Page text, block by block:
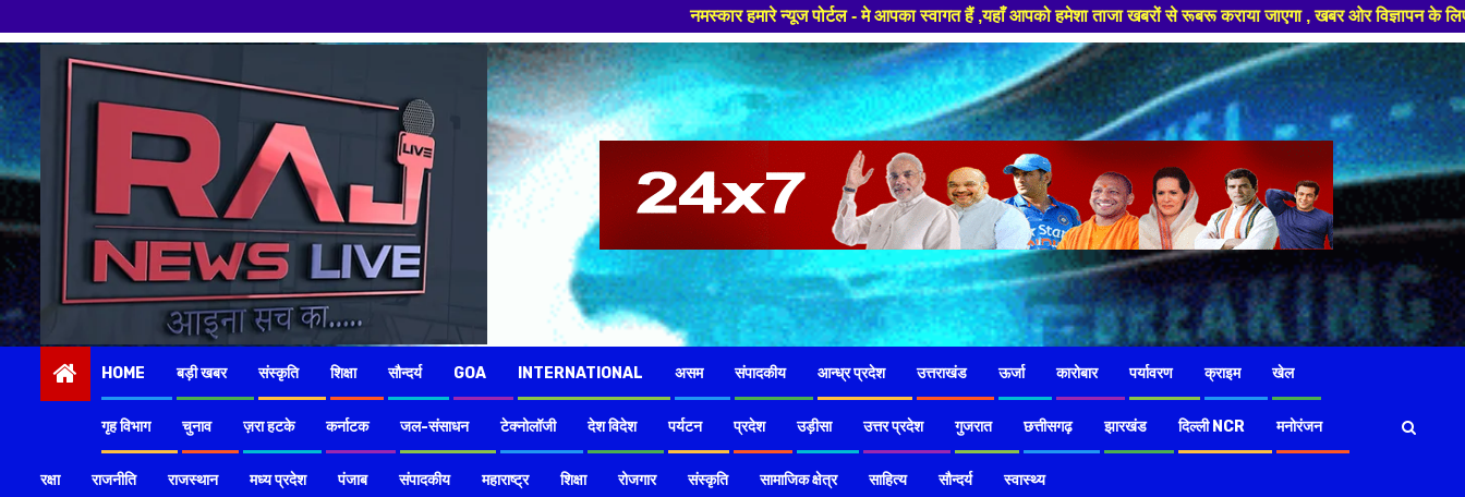
नमस्कार हमारे न्यूज पोर्टल - मे आपका स्वागत हैं ,यहाँ आपको हमेशा ताजा खबरों से रूबरू कराया जाएगा , खबर ओर विज्ञापन के लिए संपर्क करे
Skip
to
content
HOME बड़ी खबर संस्कृति शिक्षा सौन्दर्य GOA INTERNATIONAL असम संपादकीय आन्ध्र प्रदेश उत्तराखंड ऊर्जा कारोबार पर्यावरण क्राइम खेल
गृह विभाग चुनाव ज़रा हटके कर्नाटक जल-संसाधन टेक्नोलॉजी देश विदेश पर्यटन प्रदेश उड़ीसा उत्तर प्रदेश गुजरात छत्तीसगढ़ झारखंड दिल्ली NCR मनोरंजन
रक्षा राजनीति राजस्थान मध्य प्रदेश पंजाब संपादकीय महाराष्ट्र शिक्षा रोजगार संस्कृति सामाजिक क्षेत्र साहित्य सौन्दर्य स्वास्थ्य